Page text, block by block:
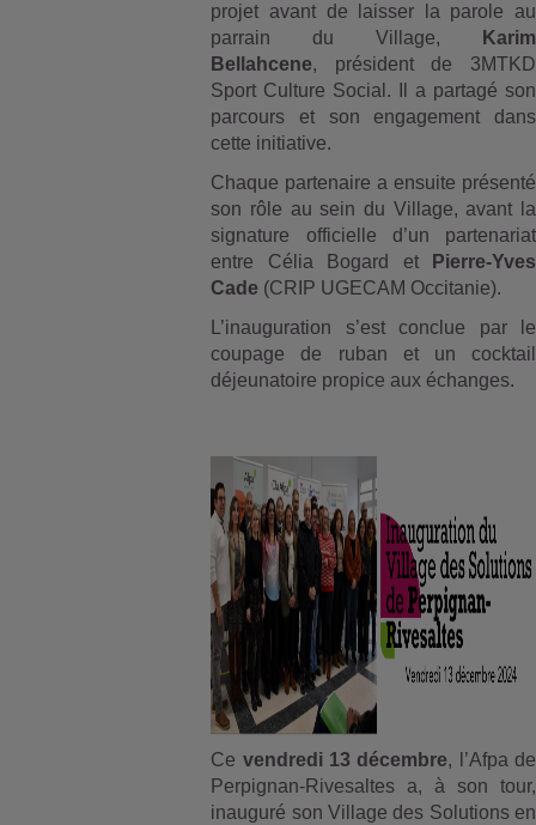
projet avant de laisser la parole au
parrain du Village,
Karim
Bellahcene, président de 3MTKD
Sport Culture Social. Il a partagé son
parcours et son engagement dans
cette initiative.
Chaque partenaire a ensuite présenté
son rôle au sein du Village, avant la
signature officielle d’un partenariat
entre Célia Bogard et
Pierre-Yves
Cade (CRIP UGECAM Occitanie).
L’inauguration s’est conclue par le
coupage de ruban et un cocktail
déjeunatoire propice aux échanges.
Ce vendredi 13 décembre, l’Afpa de
Perpignan-Rivesaltes a, à son tour,
inauguré son Village des Solutions en